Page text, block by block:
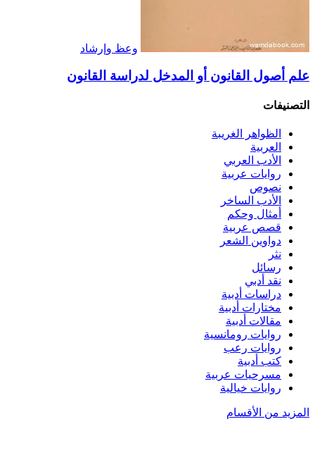
وعظ وإرشاد
علم أصول القانون أو المدخل لدراسة القانون
التصنيفات
الظواهر الغريبة‏
العربية
الأدب العربي
روايات عربية
نصوص
الأدب الساخر
أمثال وحكم
قصص عربية
دواوين الشعر
نثر
رسائل
نقد أدبي
دراسات أدبية
مختارات أدبية
مقالات أدبية
روايات رومانسية
روايات رعب
كتب أدبية
مسرحيات عربية
روايات خيالية
المزيد من الأقسام